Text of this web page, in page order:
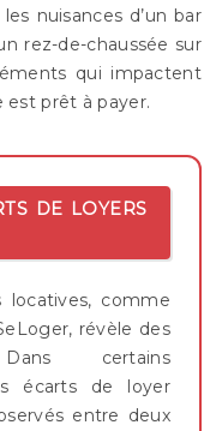
nuisances d’un bar
rez-de-chaussée sur
qui impactent
est prêt à payer.
DE LOYERS
locatives, comme
révèle des
certains
écarts de loyer
entre deux